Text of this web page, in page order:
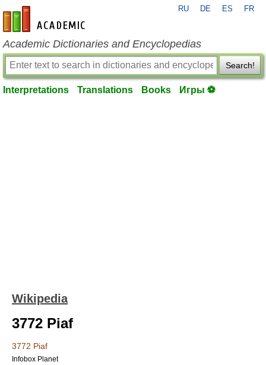
en-academic.com
RU DE ES FR
Academic Dictionaries and Encyclopedias
Search!
Interpretations Translations Books Игры ⚽
Wikipedia
3772 Piaf
3772 Piaf
Infobox Planet